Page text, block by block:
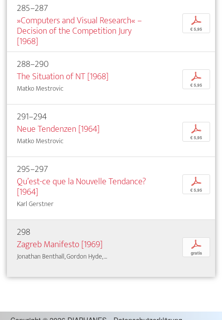
285–287
»Computers and Visual Research« –
Decision of the Competition Jury
[1968]
p
€ 5,95
288–290
The Situation of NT [1968]
Matko Mestrovic
p
€ 5,95
291–294
Neue Tendenzen [1964]
Matko Mestrovic
p
€ 5,95
295–297
Qu’est-ce que la Nouvelle Tendance?
[1964]
Karl Gerstner
p
€ 5,95
298
Zagreb Manifesto [1969]
Jonathan Benthall, Gordon Hyde, ...
p
gratis